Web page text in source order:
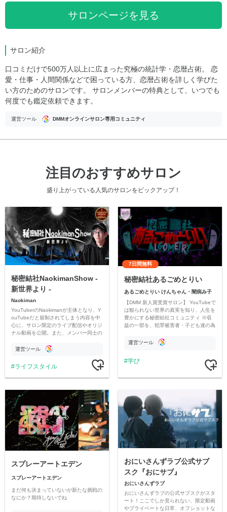
サロンページを見る
サロン紹介
口コミだけで500万人以上に広まった究極の統計学・恋暦占術。 恋
愛・仕事・人間関係などで困っている方、恋暦占術を詳しく学びた
い方のためのサロンです。 サロンメンバーの特典として、いつでも
何度でも鑑定依頼できます。
運営ツール DMMオンラインサロン専用コミュニティ
注目のおすすめサロン
盛り上がっている人気のサロンをピックアップ！
秘密結社NaokimanShow -
新世界より -
Naokiman
YouTuberのNaokimanが主体となり、Y
ouTubeだと規制されてしまう内容を中
心に、サロン限定のライブ配信やオリジ
ナル動画を公開。また、メンバー同士の
ただいています。
運営ツール
ライフスタイル
7日間無料
秘密結社あるごめとりい
あるごめとりい けんちゃん・闇病み子
【DMM 新人賞受賞サロン】 YouTubeで
は観られない世界の真実を知り、人生を
豊かにする秘密結社コミュニティ ※収
益の一部を、犯罪被害者・子ども達の為
す運営ツール
学び
スプレーアートエデン
スプレーアートエデン
まだ何も決まっていないが新たな挑戦の
なにか？期待しないでね
おにいさんずラブ公式サブ
スク『おにサブ』
おにいさんずラブ
おにいさんずラブの公式サブスクがスタ
ート！ここでしか見られない、限定動画
やプライベートな日常、オフショットな